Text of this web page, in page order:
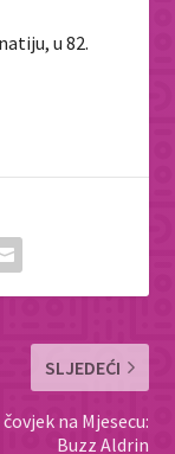
u 82.
SLJEDEĆI
na Mjesecu:
Buzz Aldrin